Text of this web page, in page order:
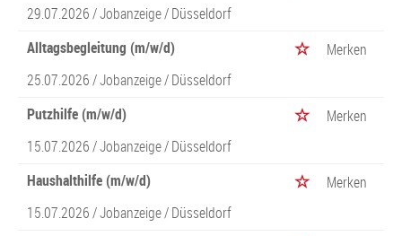
29.07.2026 /Jobanzeige/ Düsseldorf
Alltagsbegleitung (m/w/d)
Merken
25.07.2026 /Jobanzeige/ Düsseldorf
Putzhilfe (m/w/d)
Merken
15.07.2026 /Jobanzeige/ Düsseldorf
Haushalthilfe (m/w/d)
Merken
15.07.2026 /Jobanzeige/ Düsseldorf